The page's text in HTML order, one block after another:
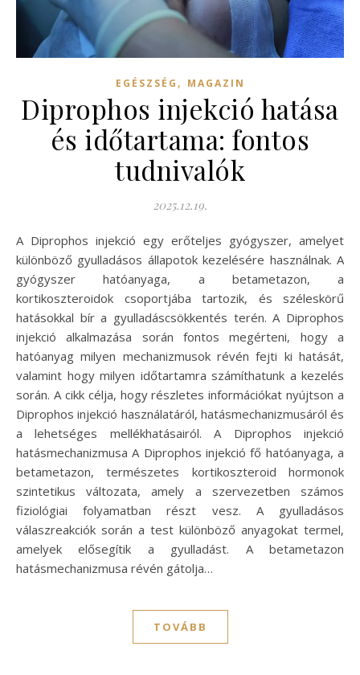
EGÉSZSÉG , MAGAZIN
Diprophos injekció hatása
és időtartama: fontos
tudnivalók
2025.12.19.
A Diprophos injekció egy erőteljes gyógyszer, amelyet
különböző gyulladásos állapotok kezelésére használnak. A
gyógyszer hatóanyaga, a betametazon, a
kortikoszteroidok csoportjába tartozik, és széleskörű
hatásokkal bír a gyulladáscsökkentés terén. A Diprophos
injekció alkalmazása során fontos megérteni, hogy a
hatóanyag milyen mechanizmusok révén fejti ki hatását,
valamint hogy milyen időtartamra számíthatunk a kezelés
során. A cikk célja, hogy részletes információkat nyújtson a
Diprophos injekció használatáról, hatásmechanizmusáról és
a lehetséges mellékhatásairól. A Diprophos injekció
hatásmechanizmusa A Diprophos injekció fő hatóanyaga, a
betametazon, természetes kortikoszteroid hormonok
szintetikus változata, amely a szervezetben számos
fiziológiai folyamatban részt vesz. A gyulladásos
válaszreakciók során a test különböző anyagokat termel,
amelyek elősegítik a gyulladást. A betametazon
hatásmechanizmusa révén gátolja…
TOVÁBB